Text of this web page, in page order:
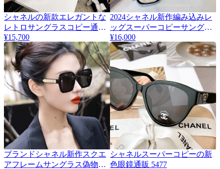
シャネルの新款エレガントな
レトロサングラスコピー通販
ch5824
¥15,700
2024シャネル新作編み込みレ
ッグスーパーコピーサングラ
ス CH0536
¥16,000
★厳選
ブランドシャネル新作スクエ
アフレームサングラス偽物
シャネルスーパーコピーの新
色眼鏡通販 5477